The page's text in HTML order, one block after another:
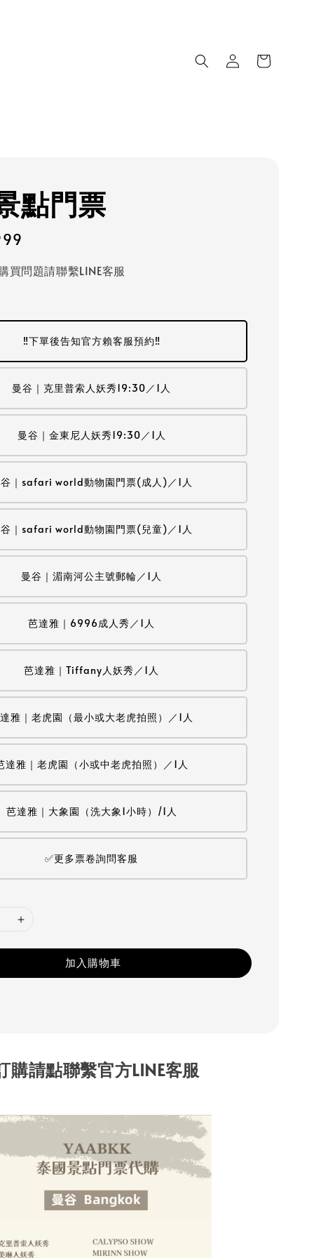
點門票
買問題請聯繫LINE客服
‼️下單後告知官方賴客服預約‼️
曼谷｜克里普索人妖秀19:30／1人
曼谷｜金東尼人妖秀19:30／1人
｜safari world動物園門票(成人)／1人
｜safari world動物園門票(兒童)／1人
曼谷｜湄南河公主號郵輪／1人
芭達雅｜6996成人秀／1人
芭達雅｜Tiffany人妖秀／1人
雅｜老虎園（最小或大老虎拍照）／1人
達雅｜老虎園（小或中老虎拍照）／1人
芭達雅｜大象園（洗大象1小時）/1人
✅更多票卷詢問客服
加入購物車
購請點聯繫官方LINE客服